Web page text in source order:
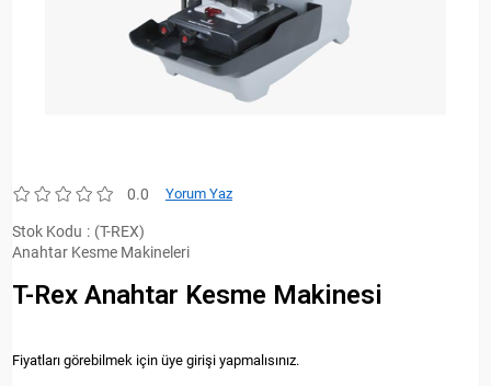
0.0 Yorum Yaz
Stok Kodu
(T-REX)
Anahtar Kesme Makineleri
T-Rex Anahtar Kesme Makinesi
Fiyatları görebilmek için üye girişi yapmalısınız.